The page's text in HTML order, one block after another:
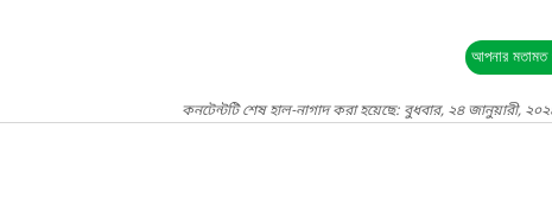
আপনার মতামত
কনটেন্টটি শেষ হাল-নাগাদ করা হয়েছে: বুধবার, ২৪ জানুয়ারী,